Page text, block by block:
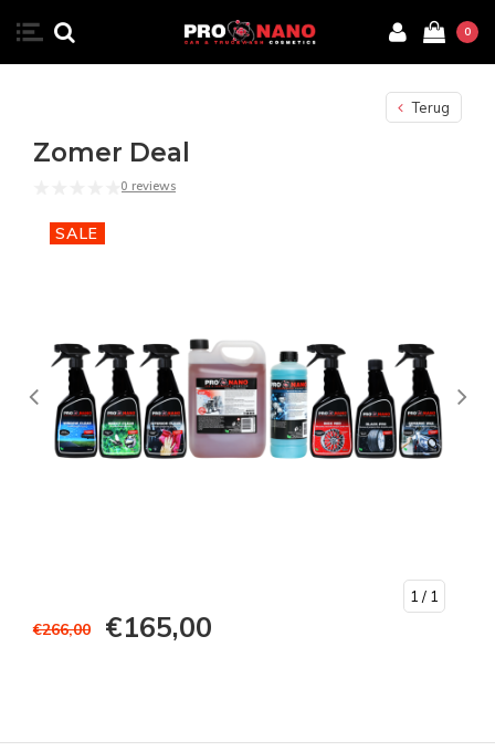
0
Terug
Zomer Deal
0 reviews
SALE
1 / 1
€266,00 €165,00